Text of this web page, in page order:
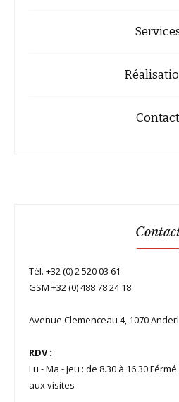
Contact
Tél. +32 (0) 2 520 03 61
GSM +32 (0) 488 78 24 18
Avenue Clemenceau 4, 1070
RDV :
Lu - Ma - Jeu : de 8.30 à 16.30
aux visites